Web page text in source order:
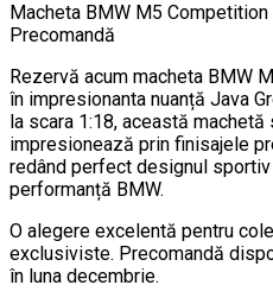
Macheta BMW M5
Precomandă
Rezervă acum macheta BMW
în impresionanta nuanță Java
la scara 1:18, această
impresionează prin finisajele
redând perfect designul
performanță BMW.
O alegere excelentă pentru
exclusiviste. Precomandă
în luna decembrie.